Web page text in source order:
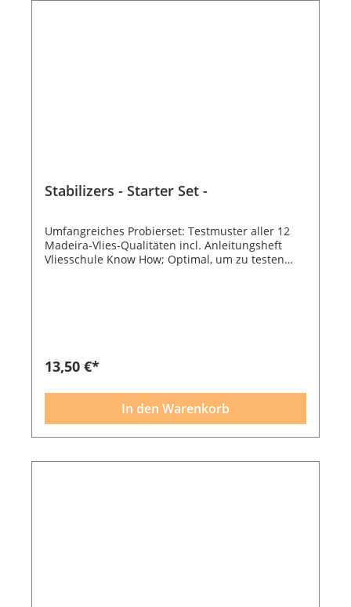
Stabilizers - Starter Set -
Umfangreiches Probierset: Testmuster aller 12
Madeira-Vlies-Qualitäten incl. Anleitungsheft
Vliesschule Know How; Optimal, um zu testen
13,50 €*
In den Warenkorb